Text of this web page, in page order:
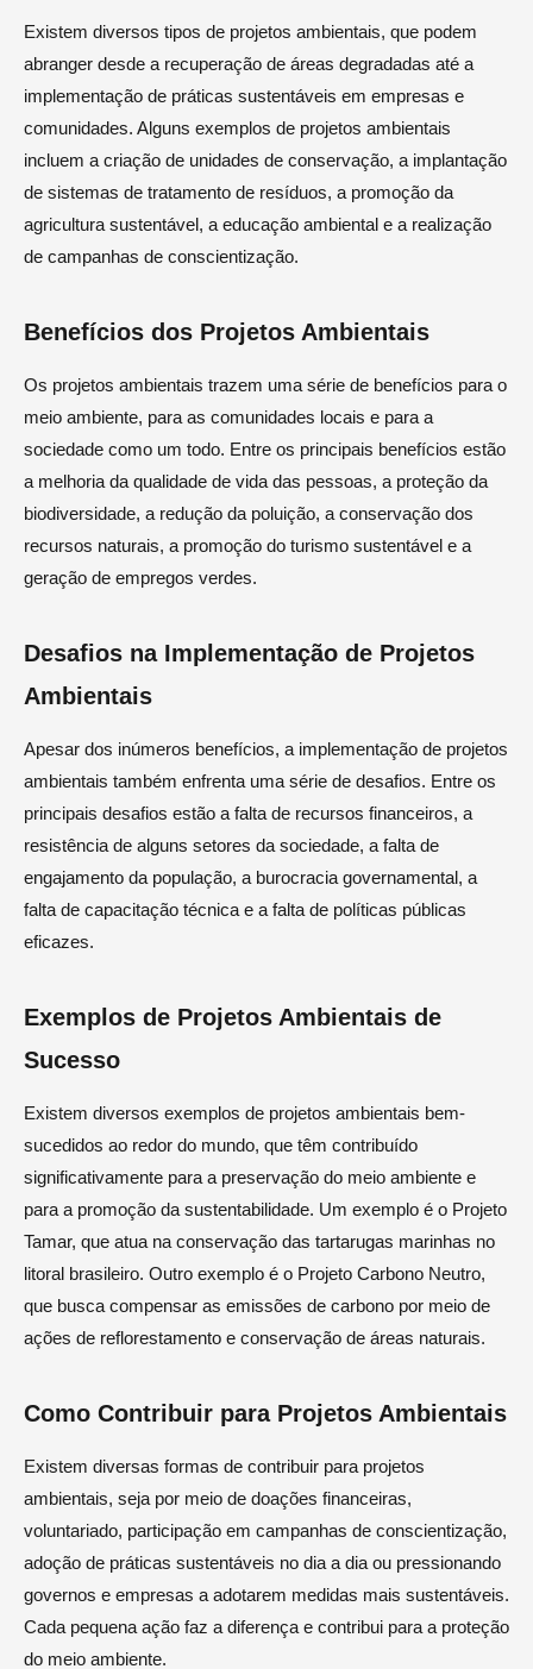
Existem diversos tipos de projetos ambientais, que podem
abranger desde a recuperação de áreas degradadas até a
implementação de práticas sustentáveis em empresas e
comunidades. Alguns exemplos de projetos ambientais
incluem a criação de unidades de conservação, a implantação
de sistemas de tratamento de resíduos, a promoção da
agricultura sustentável, a educação ambiental e a realização
de campanhas de conscientização.
Benefícios dos Projetos Ambientais
Os projetos ambientais trazem uma série de benefícios para o
meio ambiente, para as comunidades locais e para a
sociedade como um todo. Entre os principais benefícios estão
a melhoria da qualidade de vida das pessoas, a proteção da
biodiversidade, a redução da poluição, a conservação dos
recursos naturais, a promoção do turismo sustentável e a
geração de empregos verdes.
Desafios na Implementação de Projetos
Ambientais
Apesar dos inúmeros benefícios, a implementação de projetos
ambientais também enfrenta uma série de desafios. Entre os
principais desafios estão a falta de recursos financeiros, a
resistência de alguns setores da sociedade, a falta de
engajamento da população, a burocracia governamental, a
falta de capacitação técnica e a falta de políticas públicas
eficazes.
Exemplos de Projetos Ambientais de
Sucesso
Existem diversos exemplos de projetos ambientais bem-
sucedidos ao redor do mundo, que têm contribuído
significativamente para a preservação do meio ambiente e
para a promoção da sustentabilidade. Um exemplo é o Projeto
Tamar, que atua na conservação das tartarugas marinhas no
litoral brasileiro. Outro exemplo é o Projeto Carbono Neutro,
que busca compensar as emissões de carbono por meio de
ações de reflorestamento e conservação de áreas naturais.
Como Contribuir para Projetos Ambientais
Existem diversas formas de contribuir para projetos
ambientais, seja por meio de doações financeiras,
voluntariado, participação em campanhas de conscientização,
adoção de práticas sustentáveis no dia a dia ou pressionando
governos e empresas a adotarem medidas mais sustentáveis.
Cada pequena ação faz a diferença e contribui para a proteção
do meio ambiente.